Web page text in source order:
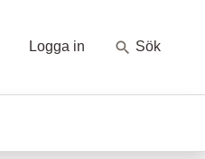
Logga in Sök